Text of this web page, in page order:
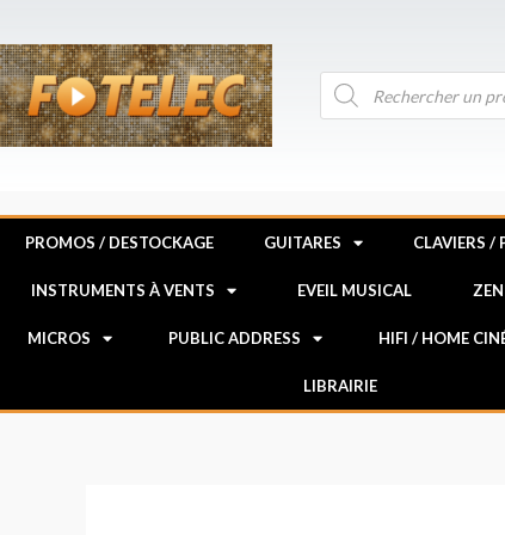
au
contenu
Recherche
de
produits
PROMOS / DESTOCKAGE GUITARES CLAVIERS /
INSTRUMENTS À VENTS EVEIL MUSICAL
MICROS PUBLIC ADDRESS HIFI / HOME
LIBRAIRIE